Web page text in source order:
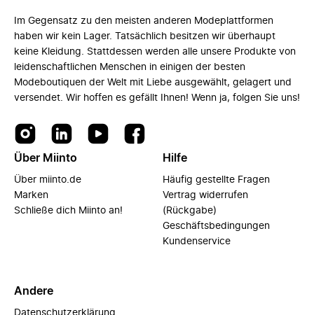
Im Gegensatz zu den meisten anderen Modeplattformen
haben wir kein Lager. Tatsächlich besitzen wir überhaupt
keine Kleidung. Stattdessen werden alle unsere Produkte von
leidenschaftlichen Menschen in einigen der besten
Modeboutiquen der Welt mit Liebe ausgewählt, gelagert und
versendet. Wir hoffen es gefällt Ihnen! Wenn ja, folgen Sie uns!
Über Miinto
Über miinto.de
Marken
Schließe dich Miinto an!
Hilfe
Häufig gestellte Fragen
Vertrag widerrufen
(Rückgabe)
Geschäftsbedingungen
Kundenservice
Andere
Datenschutzerklärung